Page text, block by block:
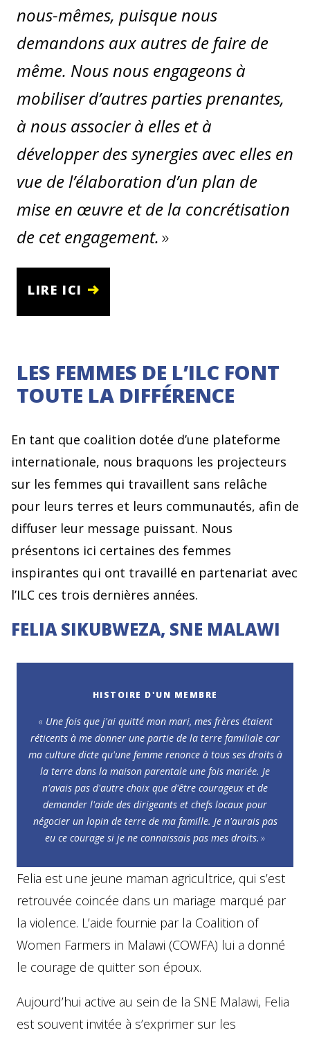
nous-mêmes, puisque nous
demandons aux autres de faire de
même. Nous nous engageons à
mobiliser d’autres parties prenantes,
à nous associer à elles et à
développer des synergies avec elles en
vue de l’élaboration d’un plan de
mise en œuvre et de la concrétisation
de cet engagement.»
LIRE ICI
LES FEMMES DE L’ILC FONT
TOUTE LA DIFFÉRENCE
En tant que coalition dotée d’une plateforme
internationale, nous braquons les projecteurs
sur les femmes qui travaillent sans relâche
pour leurs terres et leurs communautés, afin de
diffuser leur message puissant. Nous
présentons ici certaines des femmes
inspirantes qui ont travaillé en partenariat avec
l’ILC ces trois dernières années.
FELIA SIKUBWEZA, SNE MALAWI
HISTOIRE D'UN MEMBRE
« Une fois que j'ai quitté mon mari, mes frères étaient
réticents à me donner une partie de la terre familiale car
ma culture dicte qu'une femme renonce à tous ses droits à
la terre dans la maison parentale une fois mariée. Je
n'avais pas d'autre choix que d'être courageux et de
demander l'aide des dirigeants et chefs locaux pour
négocier un lopin de terre de ma famille. Je n'aurais pas
eu ce courage si je ne connaissais pas mes droits. »
Felia est une jeune maman agricultrice, qui s’est
retrouvée coincée dans un mariage marqué par
la violence. L’aide fournie par la Coalition of
Women Farmers in Malawi (COWFA) lui a donné
le courage de quitter son époux.
Aujourd’hui active au sein de la SNE Malawi, Felia
est souvent invitée à s’exprimer sur les